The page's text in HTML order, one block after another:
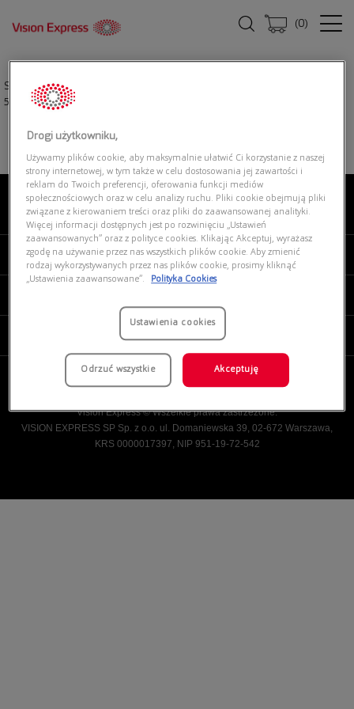
(0)
Strona główna|
504/6G
O NAS
MOJE VISION EXPRESS
Vision Express © Wszelkie prawa zastrzeżone.
VISION EXPRESS SP Sp. z o.o. ul. Domaniewska 39, 02-672 Warszawa,
KRS 0000017397, NIP 951-19-72-542
Drogi użytkowniku,
Używamy plików cookie, aby maksymalnie ułatwić Ci korzystanie z naszej
strony internetowej, w tym także w celu dostosowania jej zawartości i
reklam do Twoich preferencji, oferowania funkcji mediów
społecznościowych oraz w celu analizy ruchu. Pliki cookie obejmują pliki
związane z kierowaniem treści oraz pliki do zaawansowanej analityki.
Więcej informacji dostępnych jest po rozwinięciu „Ustawień
zaawansowanych” oraz z polityce cookies. Klikając Akceptuj, wyrażasz
zgodę na używanie przez nas wszystkich plików cookie. Aby zmienić
rodzaj wykorzystywanych przez nas plików cookie, prosimy kliknąć
„Ustawienia zaawansowane”.
Polityka Cookies
Ustawienia cookies
Odrzuć wszystkie Akceptuję